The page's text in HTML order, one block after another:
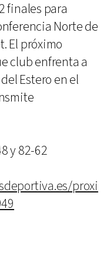
finales para
Norte de
El próximo
club enfrenta a
Estero en el
y 82-62
proxi